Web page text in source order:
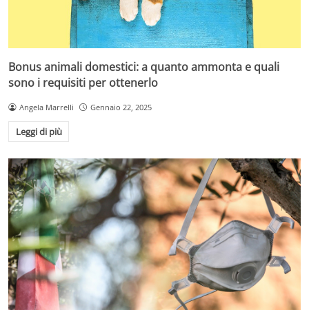
Bonus animali domestici: a quanto ammonta e quali
sono i requisiti per ottenerlo
Angela Marrelli Gennaio 22, 2025
Leggi di più